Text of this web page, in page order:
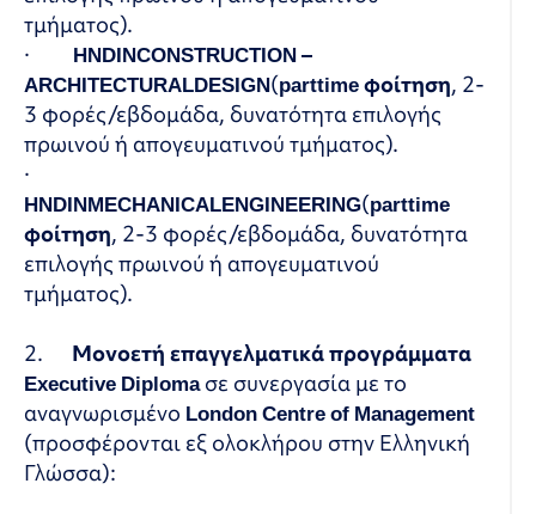
τμήματος).
·
HNDINCONSTRUCTION–
ARCHITECTURALDESIGN(parttimeφοίτηση, 2-
3 φορές/εβδομάδα, δυνατότητα επιλογής
πρωινού ή απογευματινού τμήματος).
·
HNDINMECHANICALENGINEERING(parttime
φοίτηση, 2-3 φορές/εβδομάδα, δυνατότητα
επιλογής πρωινού ή απογευματινού
τμήματος).
2.
Μονοετή επαγγελματικά προγράμματα
Executive Diplomaσε συνεργασία με το
αναγνωρισμένο London Centre of Management
(προσφέρονται εξ ολοκλήρου στην Ελληνική
Γλώσσα):